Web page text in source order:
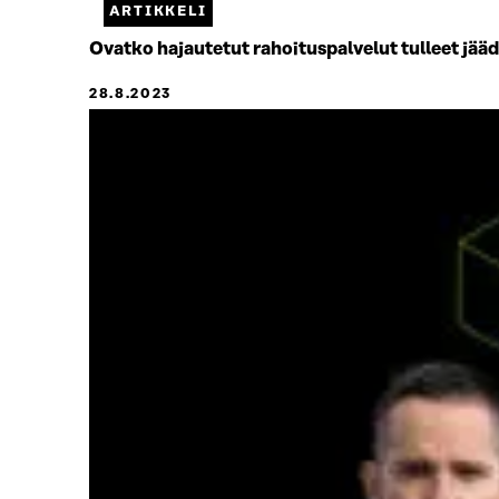
ARTIKKELI
Ovatko hajautetut rahoituspalvelut tulleet
28.8.2023
Jäljellä